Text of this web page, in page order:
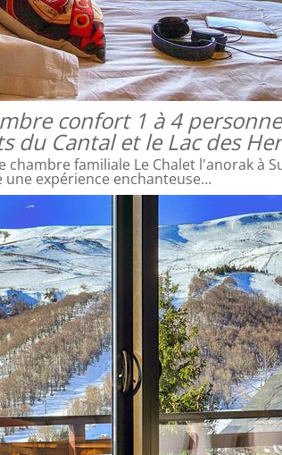
confort 1 à 4
du Cantal et le Lac des
chambre familiale Le Chalet l'anorak à
une expérience enchanteuse…